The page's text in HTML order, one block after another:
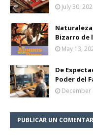
July 30,
Bizarro de
May 13,
De
Poder del
December
PUBLICAR UN